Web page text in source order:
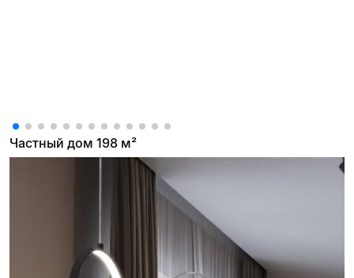
Частный дом 198 м²